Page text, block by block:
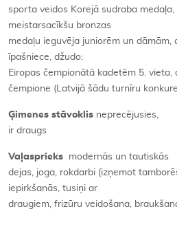
sporta veidos Korejā sudraba
meistarsacīkšu bronzas
medaļu ieguvēja juniorēm un dāmām,
īpašniece, džudo:
Eiropas čempionātā kadetēm 5.
čempione (Latvijā šādu turnīru
Ģimenes stāvoklis neprecējusies,
ir draugs
Vaļasprieks modernās un tautiskās
dejas, joga, rokdarbi (izņemot
iepirkšanās, tusiņi ar
draugiem, frizūru veidošana,